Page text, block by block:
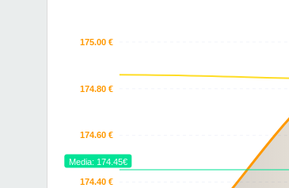
175.00 €
174.80 €
174.60 €
174.40 €
Media: 174.45€